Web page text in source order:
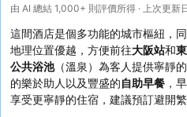
由 AI 總結 1,000+ 則評價所得 · 上次更
這間酒店是個多功能的城市樞紐，
地理位置優越，方便前往大阪站和
公共浴池（溫泉）為客人提供寧靜
的樂於助人以及豐盛的自助早餐 ，
享受更寧靜的住宿，建議預訂避開繁